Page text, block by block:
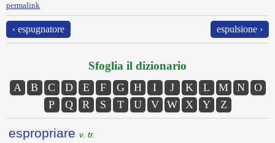
permalink
‹ espugnatore espulsione ›
Sfoglia il dizionario
A B C D E F G H I J K L M N
O
P
Q R S T U V W X Y Z
espropriare v. tr.